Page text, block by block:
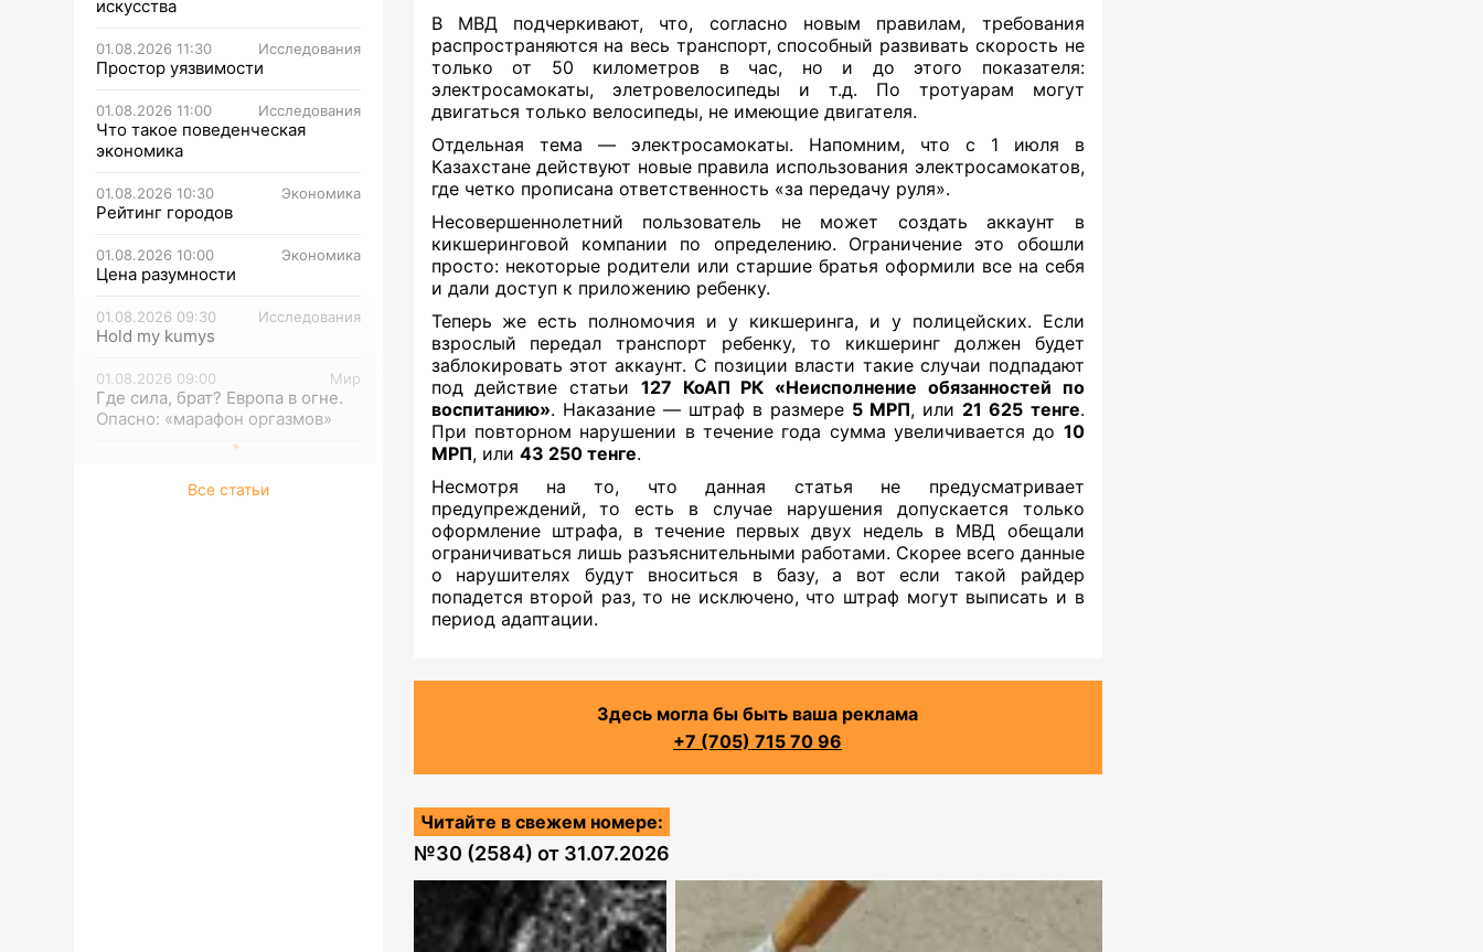
искусства
01.08.2026 11:30 Исследования
Простор уязвимости
01.08.2026 11:00 Исследования
Что такое поведенческая
экономика
01.08.2026 10:30 Экономика
Рейтинг городов
01.08.2026 10:00 Экономика
Цена разумности
01.08.2026 09:30 Исследования
Hold my kumys
01.08.2026 09:00 Мир
Где сила, брат? Европа в огне.
Опасно: «марафон оргазмов»
Все статьи
В МВД подчеркивают, что, согласно новым правилам, требования
распространяются на весь транспорт, способный развивать скорость не
только от 50 километров в час, но и до этого показателя:
электросамокаты, элетровелосипеды и т.д. По тротуарам могут
двигаться только велосипеды, не имеющие двигателя.
Отдельная тема — электросамокаты. Напомним, что с 1 июля в
Казахстане действуют новые правила использования электросамокатов,
где четко прописана ответственность «за передачу руля».
Несовершеннолетний пользователь не может создать аккаунт в
кикшеринговой компании по определению. Ограничение это обошли
просто: некоторые родители или старшие братья оформили все на себя
и дали доступ к приложению ребенку.
Теперь же есть полномочия и у кикшеринга, и у полицейских. Если
взрослый передал транспорт ребенку, то кикшеринг должен будет
заблокировать этот аккаунт. С позиции власти такие случаи подпадают
под действие статьи 127 КоАП РК «Неисполнение обязанностей по
воспитанию». Наказание — штраф в размере 5 МРП, или 21 625 тенге.
При повторном нарушении в течение года сумма увеличивается до 10
МРП, или 43 250 тенге.
Несмотря на то, что данная статья не предусматривает
предупреждений, то есть в случае нарушения допускается только
оформление штрафа, в течение первых двух недель в МВД обещали
ограничиваться лишь разъяснительными работами. Скорее всего данные
о нарушителях будут вноситься в базу, а вот если такой райдер
попадется второй раз, то не исключено, что штраф могут выписать и в
период адаптации.
Здесь могла бы быть ваша реклама
+7 (705) 715 70 96
Читайте в свежем номере:
№30 (2584) от 31.07.2026